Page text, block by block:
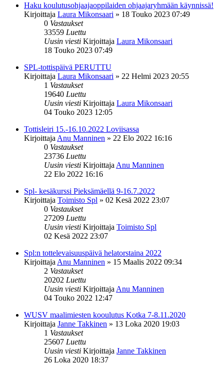
Haku koulutusohjaajaoppilaiden ohjaajaryhmään käynnissä!
Kirjoittaja Laura Mikonsaari » 18 Touko 2023 07:49
0 Vastaukset
33559 Luettu
Uusin viesti Kirjoittaja Laura Mikonsaari
18 Touko 2023 07:49
SPL-tottispäivä PERUTTU
Kirjoittaja Laura Mikonsaari » 22 Helmi 2023 20:55
1 Vastaukset
19640 Luettu
Uusin viesti Kirjoittaja Laura Mikonsaari
04 Touko 2023 12:05
Tottisleiri 15.-16.10.2022 Loviisassa
Kirjoittaja Anu Manninen » 22 Elo 2022 16:16
0 Vastaukset
23736 Luettu
Uusin viesti Kirjoittaja Anu Manninen
22 Elo 2022 16:16
Spl- kesäkurssi Pieksämäellä 9-16.7.2022
Kirjoittaja Toimisto Spl » 02 Kesä 2022 23:07
0 Vastaukset
27209 Luettu
Uusin viesti Kirjoittaja Toimisto Spl
02 Kesä 2022 23:07
Spl:n tottelevaisuuspäivä helatorstaina 2022
Kirjoittaja Anu Manninen » 15 Maalis 2022 09:34
2 Vastaukset
20202 Luettu
Uusin viesti Kirjoittaja Anu Manninen
04 Touko 2022 12:47
WUSV maalimiesten kooulutus Kotka 7-8.11.2020
Kirjoittaja Janne Takkinen » 13 Loka 2020 19:03
1 Vastaukset
25607 Luettu
Uusin viesti Kirjoittaja Janne Takkinen
26 Loka 2020 18:37